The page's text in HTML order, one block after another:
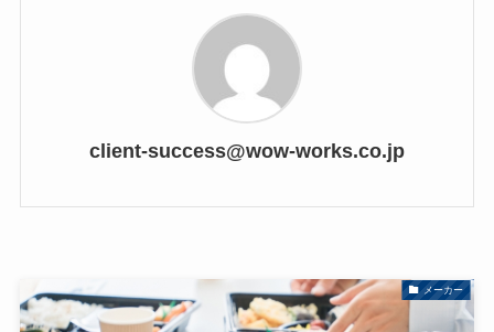
client-success@wow-works.co.jp
メーカー